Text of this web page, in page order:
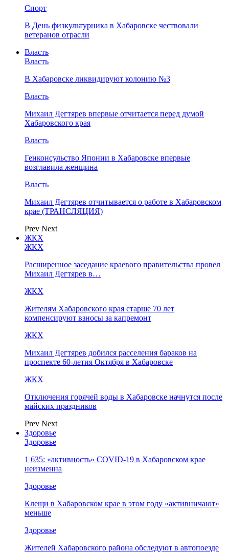
Спорт
В День физкультурника в Хабаровске чествовали
ветеранов отрасли
Власть
Власть
В Хабаровске ликвидируют колонию №3
Власть
Михаил Дегтярев впервые отчитается перед думой
Хабаровского края
Власть
Генконсульство Японии в Хабаровске впервые
возглавила женщина
Власть
Михаил Дегтярев отчитывается о работе в Хабаровском
крае (ТРАНСЛЯЦИЯ)
Prev Next
ЖКХ
ЖКХ
Расширенное заседание краевого правительства провел
Михаил Дегтярев в…
ЖКХ
Жителям Хабаровского края старше 70 лет
компенсируют взносы за капремонт
ЖКХ
Михаил Дегтярев добился расселения бараков на
проспекте 60-летия Октября в Хабаровске
ЖКХ
Отключения горячей воды в Хабаровске начнутся после
майских праздников
Prev Next
Здоровье
Здоровье
1 635: «активность» COVID-19 в Хабаровском крае
неизменна
Здоровье
Клещи в Хабаровском крае в этом году «активничают»
меньше
Здоровье
Жителей Хабаровского района обследуют в автопоезде